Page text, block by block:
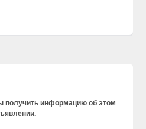
получить информацию об этом